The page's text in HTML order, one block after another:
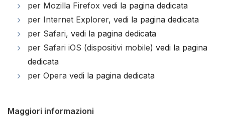
per Mozilla Firefox vedi la pagina dedicata
per Internet Explorer, vedi la pagina dedicata
per Safari, vedi la pagina dedicata
per Safari iOS (dispositivi mobile) vedi la pagina
dedicata
per Opera vedi la pagina dedicata
Maggiori informazioni